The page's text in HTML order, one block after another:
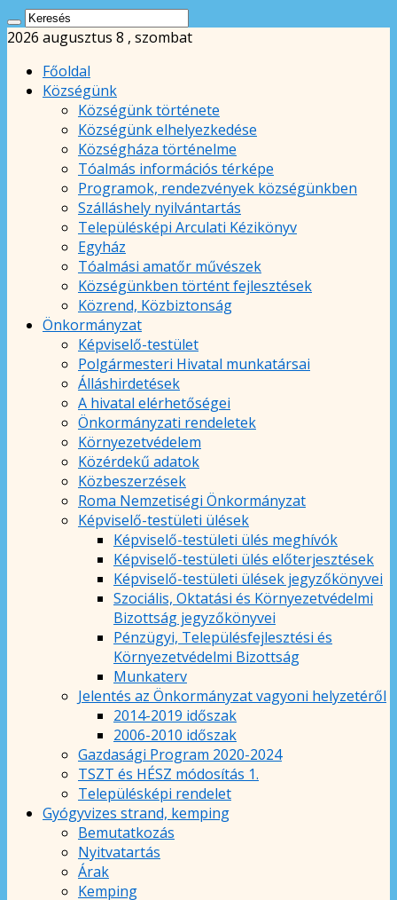
2026 augusztus 8 , szombat
Főoldal
Községünk
Községünk története
Községünk elhelyezkedése
Községháza történelme
Tóalmás információs térképe
Programok, rendezvények községünkben
Szálláshely nyilvántartás
Településképi Arculati Kézikönyv
Egyház
Tóalmási amatőr művészek
Községünkben történt fejlesztések
Közrend, Közbiztonság
Önkormányzat
Képviselő-testület
Polgármesteri Hivatal munkatársai
Álláshirdetések
A hivatal elérhetőségei
Önkormányzati rendeletek
Környezetvédelem
Közérdekű adatok
Közbeszerzések
Roma Nemzetiségi Önkormányzat
Képviselő-testületi ülések
Képviselő-testületi ülés meghívók
Képviselő-testületi ülés előterjesztések
Képviselő-testületi ülések jegyzőkönyvei
Szociális, Oktatási és Környezetvédelmi
Bizottság jegyzőkönyvei
Pénzügyi, Településfejlesztési és
Környezetvédelmi Bizottság
Munkaterv
Jelentés az Önkormányzat vagyoni helyzetéről
2014-2019 időszak
2006-2010 időszak
Gazdasági Program 2020-2024
TSZT és HÉSZ módosítás 1.
Településképi rendelet
Gyógyvizes strand, kemping
Bemutatkozás
Nyitvatartás
Árak
Kemping